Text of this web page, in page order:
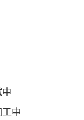
中